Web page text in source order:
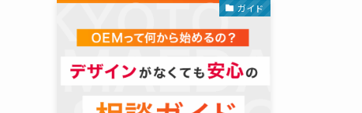
ガイド